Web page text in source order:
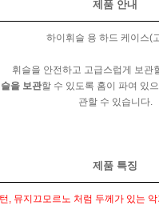
제품 안내
하이휘슬 용 하드 케이스(
휘슬을 안전하고 고급스럽게 보관
을 보관할 수 있도록 홈이 파여 있
관할 수 있습니다.
제품 특징
, 뮤지끄모르노 처럼 두께가 있는